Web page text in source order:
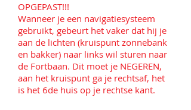
OPGEPAST!!!
Wanneer je een navigatiesysteem
gebruikt, gebeurt het vaker dat hij je
aan de lichten (kruispunt zonnebank
en bakker) naar links wil sturen naar
de Fortbaan. Dit moet je NEGEREN,
aan het kruispunt ga je rechtsaf, het
is het 6de huis op je rechtse kant.